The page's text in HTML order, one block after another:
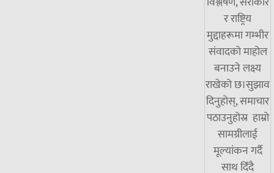
र राष्ट्रिय
मुद्दाहरूमा गम्भीर
संवादको माहोल
बनाउने लक्ष्य
राखेको छ।सुझाव
दिनुहोस्, समाचार
पठाउनुहोस्र हाम्रो
सामग्रीलाई
मूल्यांकन गर्दै
साथ दिँदै